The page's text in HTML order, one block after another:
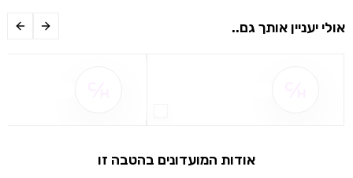
אולי יעניין אותך גם..
אודות המועדונים בהטבה זו